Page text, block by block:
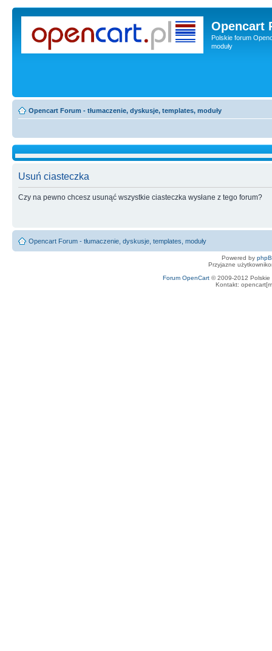
Opencart
Polskie forum
moduły
Opencart Forum - tłumaczenie, dyskusje, templates, moduły
Usuń ciasteczka
Czy na pewno chcesz usunąć wszystkie ciasteczka wysłane z tego forum?
Opencart Forum - tłumaczenie, dyskusje, templates, moduły
Powered by
Przyjazne
Forum OpenCart© 2009-2012 Polskie
Kontakt: